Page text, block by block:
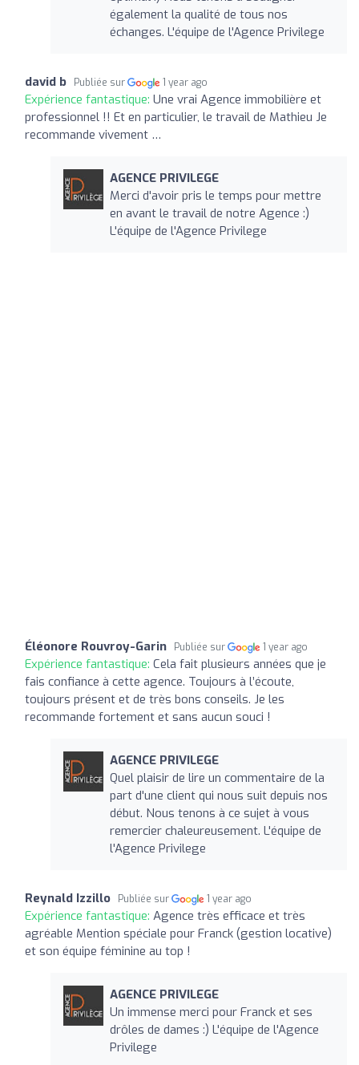
également la qualité de tous nos
échanges. L'équipe de l'Agence Privilege
david b Publiée sur 1 year ago
Expérience fantastique: Une vrai Agence immobilière et
professionnel !! Et en particulier, le travail de Mathieu Je
recommande vivement …
AGENCE PRIVILEGE
Merci d'avoir pris le temps pour mettre
en avant le travail de notre Agence :)
L'équipe de l'Agence Privilege
Éléonore Rouvroy-Garin Publiée sur 1 year ago
Expérience fantastique: Cela fait plusieurs années que je
fais confiance à cette agence. Toujours à l’écoute,
toujours présent et de très bons conseils. Je les
recommande fortement et sans aucun souci !
AGENCE PRIVILEGE
Quel plaisir de lire un commentaire de la
part d'une client qui nous suit depuis nos
début. Nous tenons à ce sujet à vous
remercier chaleureusement. L'équipe de
l'Agence Privilege
Reynald Izzillo Publiée sur 1 year ago
Expérience fantastique: Agence très efficace et très
agréable Mention spéciale pour Franck (gestion locative)
et son équipe féminine au top !
AGENCE PRIVILEGE
Un immense merci pour Franck et ses
drôles de dames :) L'équipe de l'Agence
Privilege